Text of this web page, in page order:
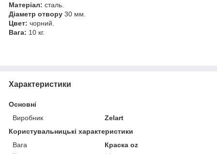
Матеріал: сталь.
Діаметр отвору 30 мм.
Цвет: чорний.
Вага: 10 кг.
Характеристики
Основні
Виробник
Zelart
Користувальницькі характеристики
Вага
Краска oz